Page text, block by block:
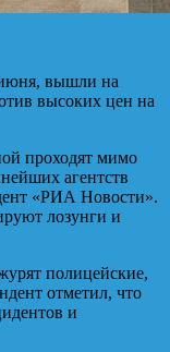
июня, вышли на
высоких цен на
проходят мимо
агентств
«РИА Новости».
лозунги и
полицейские,
отметил, что
и